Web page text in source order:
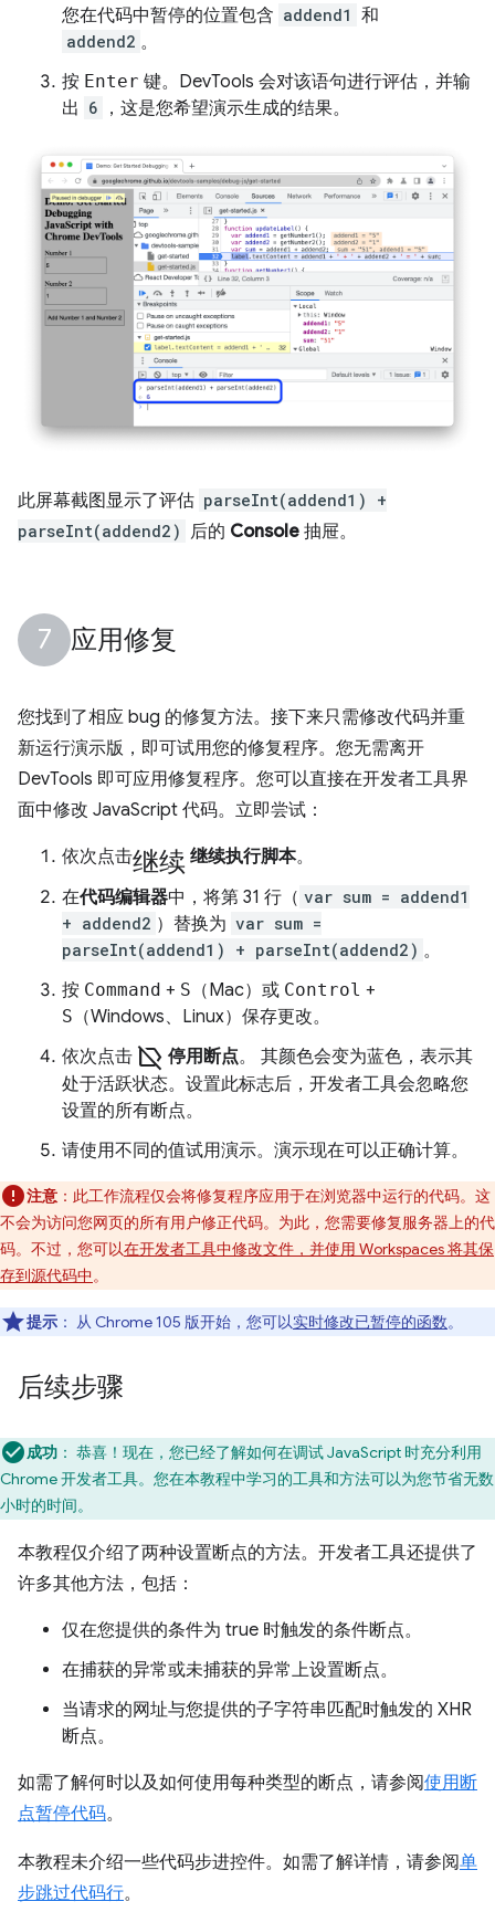
您在代码中暂停的位置包含 addend1 和
addend2 。
按 Enter 键。DevTools 会对该语句进行评估，并输
出 6 ，这是您希望演示生成的结果。
此屏幕截图显示了评估 parseInt(addend1) +
parseInt(addend2) 后的 Console 抽屉。
应用修复
您找到了相应 bug 的修复方法。接下来只需修改代码并重
新运行演示版，即可试用您的修复程序。您无需离开
DevTools 即可应用修复程序。您可以直接在开发者工具界
面中修改 JavaScript 代码。立即尝试：
依次点击继续 继续执行脚本。
在代码编辑器中，将第 31 行（ var sum = addend1
+ addend2 ）替换为 var sum =
parseInt(addend1) + parseInt(addend2) 。
按 Command + S （Mac）或 Control +
S （Windows、Linux）保存更改。
依次点击 label_off 停用断点。 其颜色会变为蓝色，表示其
处于活跃状态。设置此标志后，开发者工具会忽略您
设置的所有断点。
请使用不同的值试用演示。演示现在可以正确计算。
注意 ：此工作流程仅会将修复程序应用于在浏览器中运行的代码。这
不会为访问您网页的所有用户修正代码。为此，您需要修复服务器上的代
码。不过，您可以在开发者工具中修改文件，并使用 Workspaces 将其保
存到源代码中。
提示 ： 从 Chrome 105 版开始，您可以实时修改已暂停的函数。
后续步骤
成功 ： 恭喜！现在，您已经了解如何在调试 JavaScript 时充分利用
Chrome 开发者工具。您在本教程中学习的工具和方法可以为您节省无数
小时的时间。
本教程仅介绍了两种设置断点的方法。开发者工具还提供了
许多其他方法，包括：
仅在您提供的条件为 true 时触发的条件断点。
在捕获的异常或未捕获的异常上设置断点。
当请求的网址与您提供的子字符串匹配时触发的 XHR
断点。
如需了解何时以及如何使用每种类型的断点，请参阅使用断
点暂停代码。
本教程未介绍一些代码步进控件。如需了解详情，请参阅单
步跳过代码行。